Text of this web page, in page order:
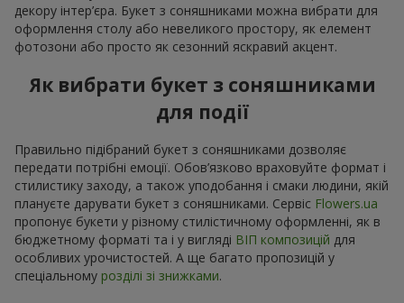
декору інтер’єра. Букет з соняшниками можна вибрати для
оформлення столу або невеликого простору, як елемент
фотозони або просто як сезонний яскравий акцент.
Як вибрати букет з соняшниками
для події
Правильно підібраний букет з соняшниками дозволяє
передати потрібні емоції. Обов’язково враховуйте формат і
стилистику заходу, а також уподобання і смаки людини, якій
плануєте дарувати букет з соняшниками. Сервіс Flowers.ua
пропонує букети у різному стилістичному оформленні, як в
бюджетному форматі та і у вигляді ВІП композицій для
особливих урочистостей. А ще багато пропозицій у
спеціальному розділі зі знижками.